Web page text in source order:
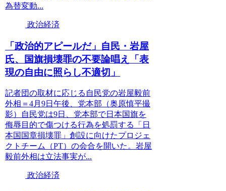
為替変動...
政治経済
「政治的アピールだ」自民・岩屋
氏、国旗損壊罪の不要論唱え「表
現の自由に照らし不適切」
記者団の取材に応じる自民党の岩屋毅前
外相＝4月9日午後、党本部（奥原慎平撮
影）自民党は9日、党本部で日本国旗を
侮辱目的で傷つける行為を処罰する「日
本国国章損壊罪」創設に向けたプロジェ
クトチーム（PT）の会合を開いた。岩屋
毅前外相は立法事実が...
政治経済